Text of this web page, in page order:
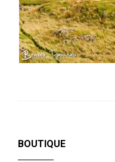
BOUTIQUE